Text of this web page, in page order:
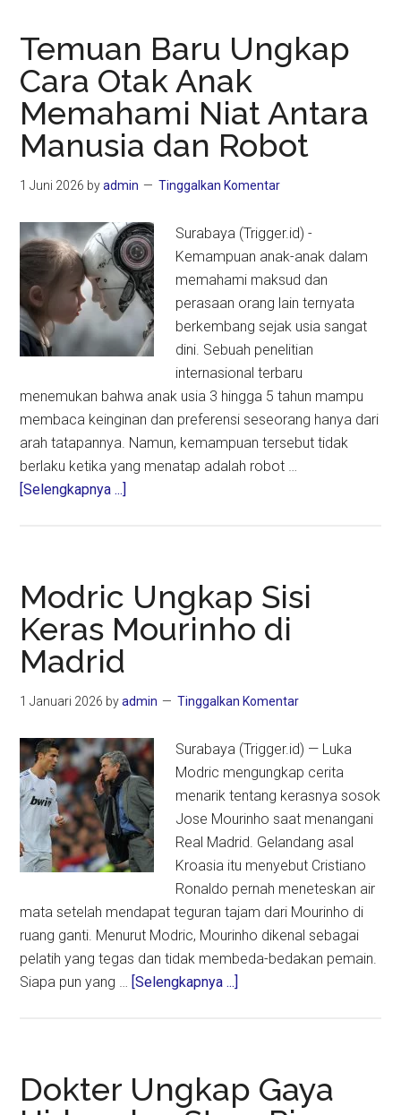
Temuan Baru Ungkap
Cara Otak Anak
Memahami Niat Antara
Manusia dan Robot
1 Juni 2026 byadmin Tinggalkan Komentar
Surabaya (Trigger.id) -
Kemampuan anak-anak dalam
memahami maksud dan
perasaan orang lain ternyata
berkembang sejak usia sangat
dini. Sebuah penelitian
internasional terbaru
menemukan bahwa anak usia 3 hingga 5 tahun mampu
membaca keinginan dan preferensi seseorang hanya dari
arah tatapannya. Namun, kemampuan tersebut tidak
berlaku ketika yang menatap adalah robot …
[Selengkapnya ...]
Cara
Otak
Anak
Antara
dan
Robot
Modric Ungkap Sisi
Keras Mourinho di
Madrid
1 Januari 2026 byadmin Tinggalkan Komentar
Surabaya (Trigger.id) — Luka
Modric mengungkap cerita
menarik tentang kerasnya sosok
Jose Mourinho saat menangani
Real Madrid. Gelandang asal
Kroasia itu menyebut Cristiano
Ronaldo pernah meneteskan air
mata setelah mendapat teguran tajam dari Mourinho di
ruang ganti. Menurut Modric, Mourinho dikenal sebagai
pelatih yang tegas dan tidak membeda-bedakan pemain.
Siapa pun yang … [Selengkapnya ...]
Keras
Mourinho
Dokter Ungkap Gaya